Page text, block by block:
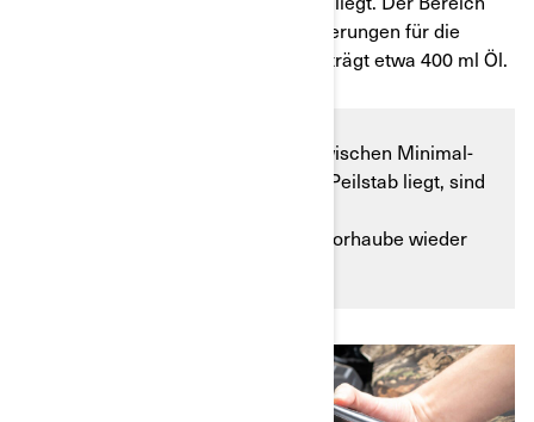
des Ölpeilstabs zwischen den Markierungen für die
Minimal- und die Maximalmenge beträgt etwa 400 ml Öl.
Wenn der Ölstand in der Mitte zwischen Minimal-
und der Maximalmarkierung am Peilstab liegt, sind
Wartungsabdeckung und die Motorhaube wieder